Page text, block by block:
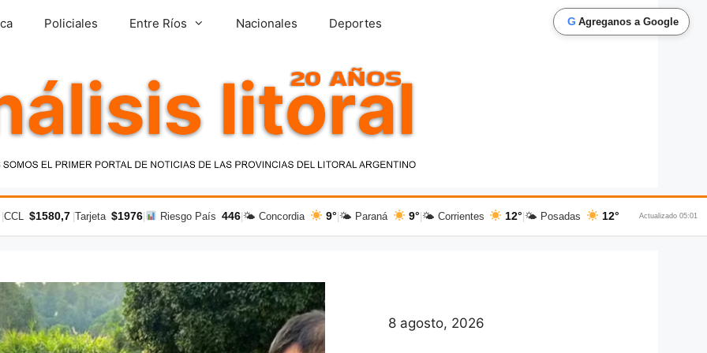
G Agreganos a Google
Policiales Entre Ríos Nacionales Deportes
CCL $1580,7 Tarjeta $1976| Riesgo País 446| 🌤 Concordia 9° 🌤 Paraná 9° 🌤 Corrientes 12° 🌤 Posadas 12° Actualizado 05:01
8 agosto, 2026